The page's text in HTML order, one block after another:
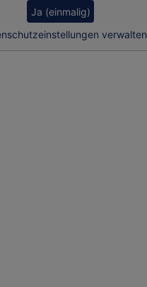
Ja (einmalig)
verwalten